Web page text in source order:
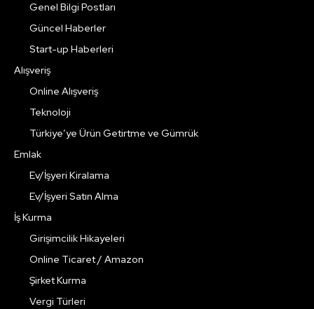
Genel Bilgi Postları
Güncel Haberler
Start-up Haberleri
Alışveriş
Online Alışveriş
Teknoloji
Türkiye’ye Ürün Getirtme ve Gümrük
Emlak
Ev/İşyeri Kiralama
Ev/İşyeri Satın Alma
İş Kurma
Girişimcilik Hikayeleri
Online Ticaret / Amazon
Şirket Kurma
Vergi Türleri